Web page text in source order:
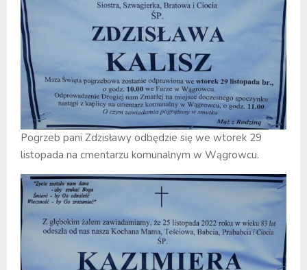
Pogrzeb pani Zdzisławy odbędzie się we wtorek 29
listopada na cmentarzu komunalnym w Wągrowcu.